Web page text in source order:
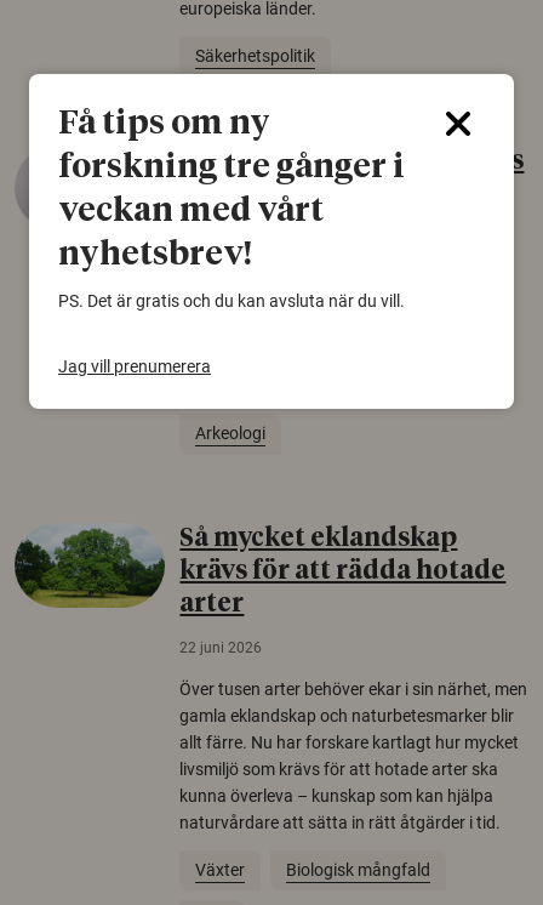
europeiska länder.
Säkerhetspolitik
Gammalt skinn var Sveriges
äldsta sko
björnfäll visar sig vara delar av en 2000 år
skomode och beskrivs som mycket ovanligt i
Arkeologi
Så mycket eklandskap
krävs för att rädda hotade
arter
22 juni 2026
Över tusen arter behöver ekar i sin närhet, men
gamla eklandskap och naturbetesmarker blir
allt färre. Nu har forskare kartlagt hur mycket
livsmiljö som krävs för att hotade arter ska
kunna överleva – kunskap som kan hjälpa
naturvårdare att sätta in rätt åtgärder i tid.
Växter Biologisk mångfald
Få tips om ny
forskning tre gånger i
veckan med vårt
nyhetsbrev!
PS. Det är gratis och du kan avsluta när du vill.
Jag vill prenumerera